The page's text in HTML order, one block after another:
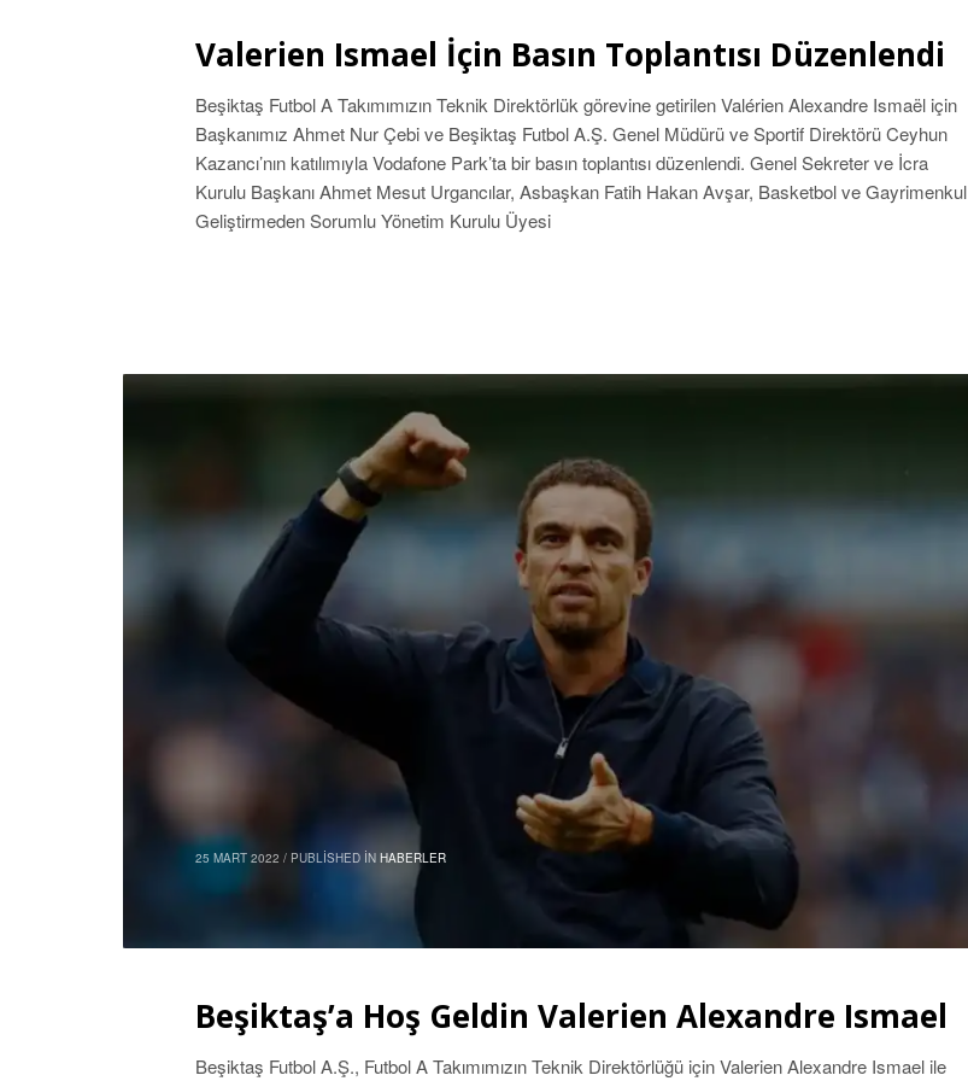
Valerien Ismael İçin Basın Toplantısı Düzenlendi
Beşiktaş Futbol A Takımımızın Teknik Direktörlük görevine getirilen Valérien Alexandre Ismaël için
Başkanımız Ahmet Nur Çebi ve Beşiktaş Futbol A.Ş. Genel Müdürü ve Sportif Direktörü Ceyhun
Kazancı’nın katılımıyla Vodafone Park’ta bir basın toplantısı düzenlendi. Genel Sekreter ve İcra
Kurulu Başkanı Ahmet Mesut Urgancılar, Asbaşkan Fatih Hakan Avşar, Basketbol ve Gayrimenkul
Geliştirmeden Sorumlu Yönetim Kurulu Üyesi
25 MART 2022 / PUBLISHED IN HABERLER
Beşiktaş’a Hoş Geldin Valerien Alexandre Ismael
Beşiktaş Futbol A.Ş., Futbol A Takımımızın Teknik Direktörlüğü için Valerien Alexandre Ismael ile